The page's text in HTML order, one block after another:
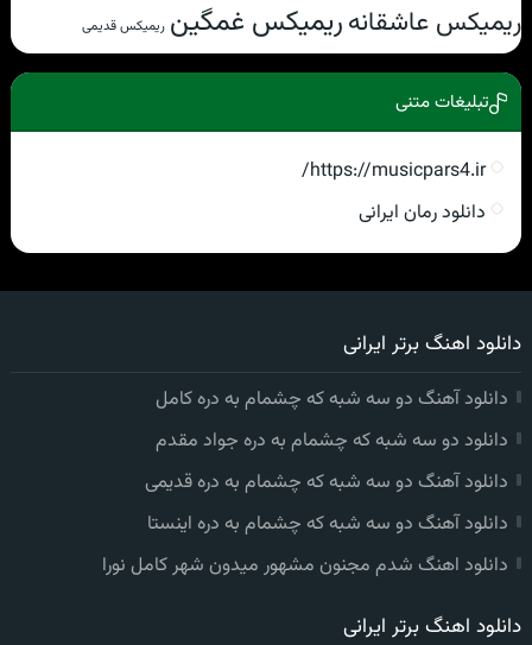
ریمیکس عاشقانهریمیکس غمگین ریمیکس قدیمی
تبلیغات متنی
https://musicpars4.ir/
دانلود رمان ایرانی
دانلود اهنگ برتر ایرانی
دانلود آهنگ دو سه شبه که چشمام به دره کامل
دانلود دو سه شبه که چشمام به دره جواد مقدم
دانلود آهنگ دو سه شبه که چشمام به دره قدیمی
دانلود آهنگ دو سه شبه که چشمام به دره اینستا
دانلود اهنگ شدم مجنون مشهور میدون شهر کامل نورا
دانلود اهنگ برتر ایرانی